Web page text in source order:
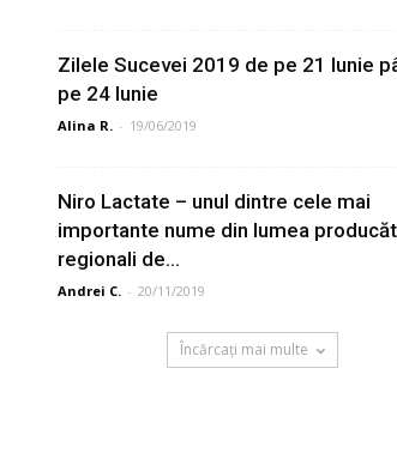
Zilele Sucevei 2019 de pe 21 Iunie
pe 24 Iunie
Alina R. - 19/06/2019
Niro Lactate – unul dintre cele mai
importante nume din lumea
regionali de...
Andrei C. - 20/11/2019
Încărcați mai multe